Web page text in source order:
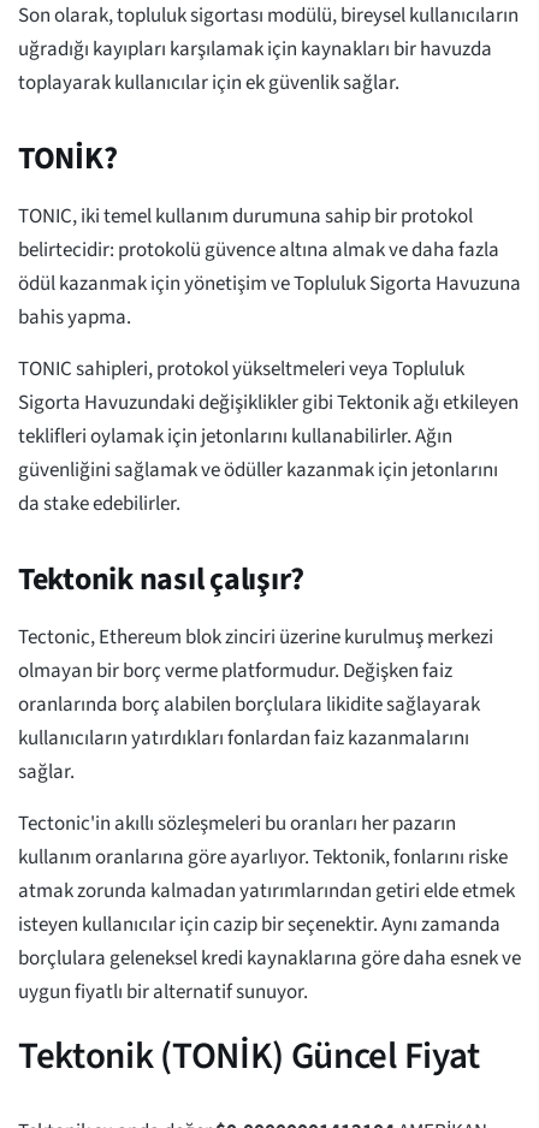
Son olarak, topluluk sigortası modülü, bireysel kullanıcıların
uğradığı kayıpları karşılamak için kaynakları bir havuzda
toplayarak kullanıcılar için ek güvenlik sağlar.
TONİK?
TONIC, iki temel kullanım durumuna sahip bir protokol
belirtecidir: protokolü güvence altına almak ve daha fazla
ödül kazanmak için yönetişim ve Topluluk Sigorta Havuzuna
bahis yapma.
TONIC sahipleri, protokol yükseltmeleri veya Topluluk
Sigorta Havuzundaki değişiklikler gibi Tektonik ağı etkileyen
teklifleri oylamak için jetonlarını kullanabilirler. Ağın
güvenliğini sağlamak ve ödüller kazanmak için jetonlarını
da stake edebilirler.
Tektonik nasıl çalışır?
Tectonic, Ethereum blok zinciri üzerine kurulmuş merkezi
olmayan bir borç verme platformudur. Değişken faiz
oranlarında borç alabilen borçlulara likidite sağlayarak
kullanıcıların yatırdıkları fonlardan faiz kazanmalarını
sağlar.
Tectonic'in akıllı sözleşmeleri bu oranları her pazarın
kullanım oranlarına göre ayarlıyor. Tektonik, fonlarını riske
atmak zorunda kalmadan yatırımlarından getiri elde etmek
isteyen kullanıcılar için cazip bir seçenektir. Aynı zamanda
borçlulara geleneksel kredi kaynaklarına göre daha esnek ve
uygun fiyatlı bir alternatif sunuyor.
Tektonik (TONİK) Güncel Fiyat